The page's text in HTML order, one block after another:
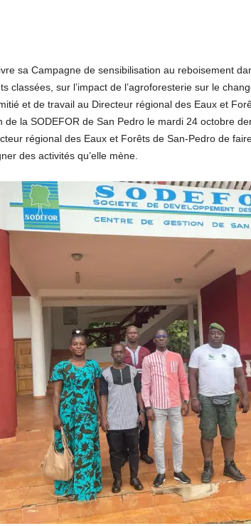
sa Campagne de sensibilisation au reboisement
classées, sur l’impact de l’agroforesterie sur le
et de travail au Directeur régional des Eaux et
de la SODEFOR de San Pedro le mardi 24 octobre
régional des Eaux et Forêts de San-Pedro de
des activités qu’elle mène.